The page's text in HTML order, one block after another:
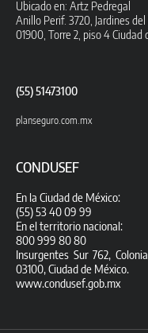
Ubicado en: Artz Pedregal
Anillo Perif. 3720, Jardines
01900, Torre 2, piso 4 Ciudad
(55) 51473100
planseguro.com.mx
CONDUSEF
En la Ciudad de México:
(55) 53 40 09 99
En el territorio nacional:
800 999 80 80
Insurgentes Sur 762,
03100, Ciudad de México.
www.condusef.gob.mx